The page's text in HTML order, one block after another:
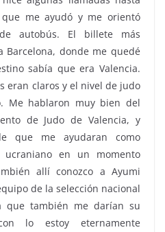
me ayudó y me orientó
autobús. El billete más
Barcelona, donde me quedé
sabía que era Valencia.
eran claros y el nivel de judo
Me hablaron muy bien del
de Judo de Valencia, y
que me ayudaran como
en un momento
allí conozco a Ayumi
de la selección nacional
que también me darían su
lo estoy eternamente